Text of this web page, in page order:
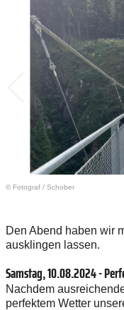
© Fotograf / Schober
Den Abend haben wir
ausklingen lassen.
Samstag, 10.08.2024 -
Nachdem
perfektem Wetter